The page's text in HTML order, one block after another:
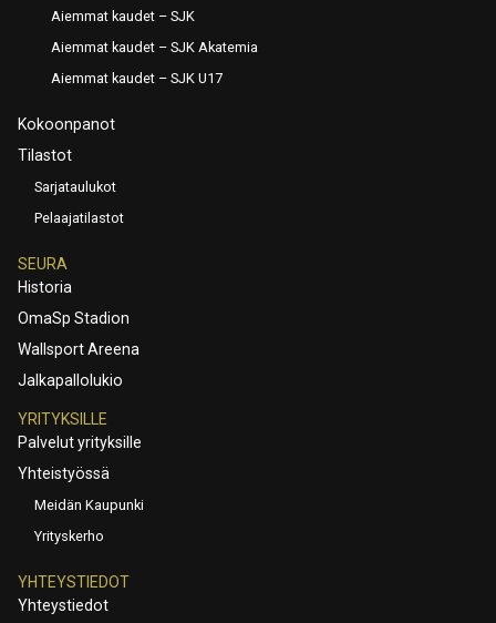
Aiemmat kaudet – SJK
Aiemmat kaudet – SJK Akatemia
Aiemmat kaudet – SJK U17
Kokoonpanot
Tilastot
Sarjataulukot
Pelaajatilastot
SEURA
Historia
OmaSp Stadion
Wallsport Areena
Jalkapallolukio
YRITYKSILLE
Palvelut yrityksille
Yhteistyössä
Meidän Kaupunki
Yrityskerho
YHTEYSTIEDOT
Yhteystiedot